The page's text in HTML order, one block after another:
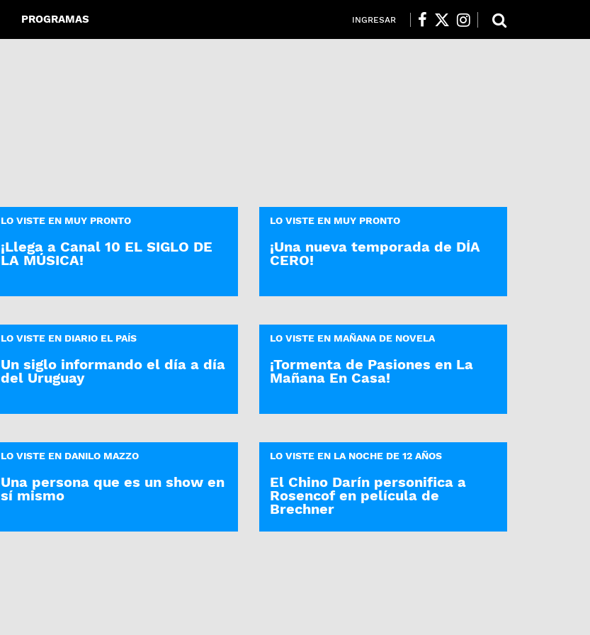
PROGRAMAS INGRESAR
LO VISTE EN MUY PRONTO
¡Llega a Canal 10 EL SIGLO DE
LA MÚSICA!
LO VISTE EN MUY PRONTO
¡Una nueva temporada de DÍA
CERO!
LO VISTE EN DIARIO EL PAÍS
Un siglo informando el día a día
del Uruguay
LO VISTE EN MAÑANA DE NOVELA
¡Tormenta de Pasiones en La
Mañana En Casa!
LO VISTE EN DANILO MAZZO
Una persona que es un show en
sí mismo
LO VISTE EN LA NOCHE DE 12 AÑOS
El Chino Darín personifica a
Rosencof en película de
Brechner